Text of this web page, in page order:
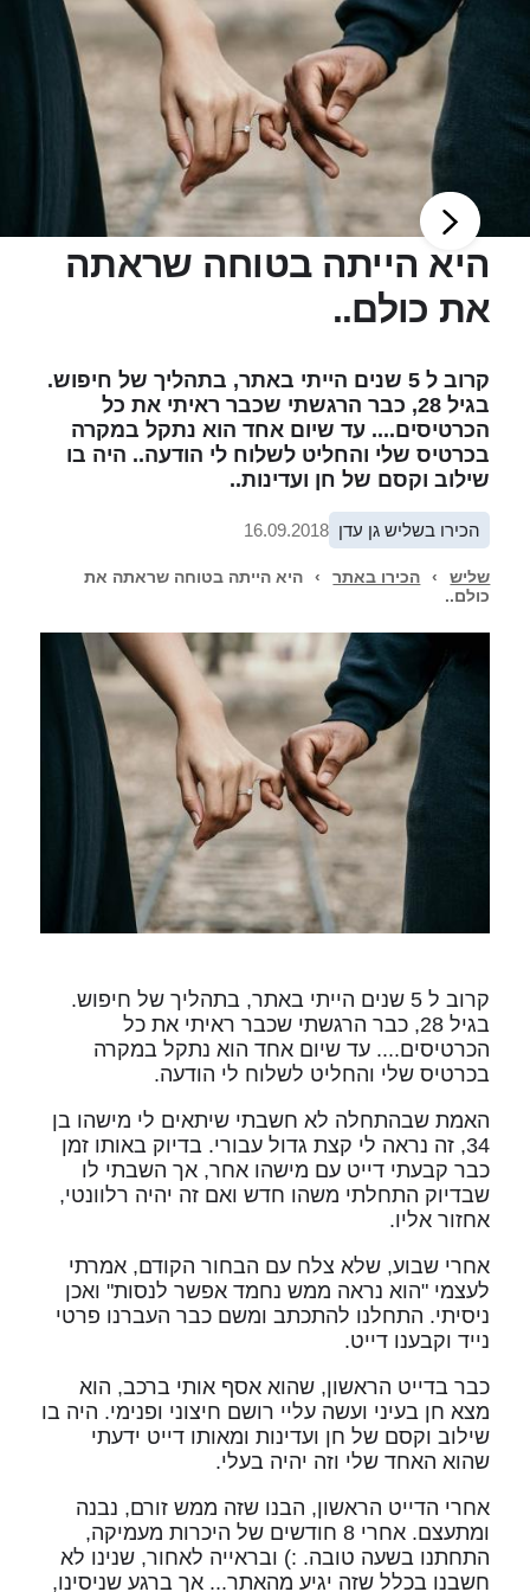
היא הייתה בטוחה שראתה
את כולם..
קרוב ל 5 שנים הייתי באתר, בתהליך של חיפוש.
בגיל 28, כבר הרגשתי שכבר ראיתי את כל
הכרטיסים.... עד שיום אחד הוא נתקל במקרה
בכרטיס שלי והחליט לשלוח לי הודעה.. היה בו
שילוב וקסם של חן ועדינות..
הכירו בשליש גן עדן 16.09.2018
שליש › הכירו באתר ›
היא הייתה בטוחה שראתה את
כולם..
קרוב ל 5 שנים הייתי באתר, בתהליך של חיפוש.
בגיל 28, כבר הרגשתי שכבר ראיתי את כל
הכרטיסים.... עד שיום אחד הוא נתקל במקרה
בכרטיס שלי והחליט לשלוח לי הודעה.
האמת שבהתחלה לא חשבתי שיתאים לי מישהו בן
34, זה נראה לי קצת גדול עבורי. בדיוק באותו זמן
כבר קבעתי דייט עם מישהו אחר, אך השבתי לו
שבדיוק התחלתי משהו חדש ואם זה יהיה רלוונטי,
אחזור אליו.
אחרי שבוע, שלא צלח עם הבחור הקודם, אמרתי
לעצמי "הוא נראה ממש נחמד אפשר לנסות" ואכן
ניסיתי. התחלנו להתכתב ומשם כבר העברנו פרטי
נייד וקבענו דייט.
כבר בדייט הראשון, שהוא אסף אותי ברכב, הוא
מצא חן בעיני ועשה עליי רושם חיצוני ופנימי. היה בו
שילוב וקסם של חן ועדינות ומאותו דייט ידעתי
שהוא האחד שלי וזה יהיה בעלי.
אחרי הדייט הראשון, הבנו שזה ממש זורם, נבנה
ומתעצם. אחרי 8 חודשים של היכרות מעמיקה,
התחתנו בשעה טובה. :) ובראייה לאחור, שנינו לא
חשבנו בכלל שזה יגיע מהאתר... אך ברגע שניסינו,